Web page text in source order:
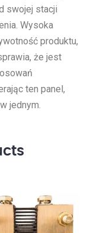
swojej stacji
Wysoka
produktu,
że jest
ten panel,
jednym.